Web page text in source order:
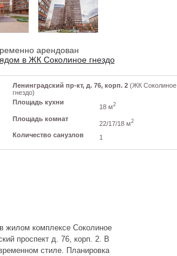
арендован
в ЖК Соколиное гнездо
Ленинградский пр-кт, д. 76, корп. 2 (ЖК Соколиное
гнездо)
Площадь кухни
18 м2
Площадь комнат
22/17/18 м2
Количество санузлов 1
жилом комплексе Соколиное
проспект д. 76, корп. 2. В
стиле. Планировка